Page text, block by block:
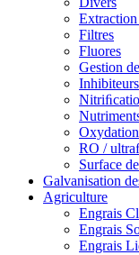
Filtres
Fluores
Gestion
Oxydation
RO /
Surface
Galvanisation
Agriculture
Engrais
Engrais
Engrais